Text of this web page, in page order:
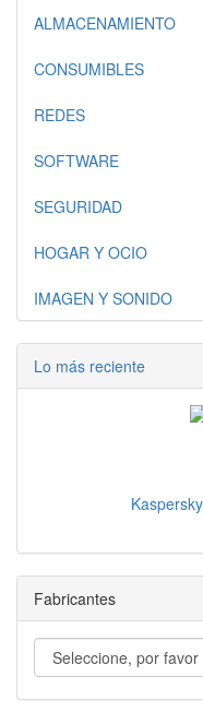
ALMACENAMIENTO
CONSUMIBLES
REDES
SOFTWARE
SEGURIDAD
HOGAR Y OCIO
IMAGEN Y SONIDO
Lo más reciente
Fabricantes